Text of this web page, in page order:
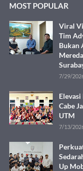
MOST POPULAR
Viral
Tim
Bukan
7/29/
Cabe
UTM
7/13/
Up